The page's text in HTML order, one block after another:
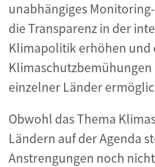
unabhängiges
die Transparenz in der
Klimapolitik erhöhen und
einzelner Länder
Obwohl das Thema
Ländern auf der Agenda
Anstrengungen noch